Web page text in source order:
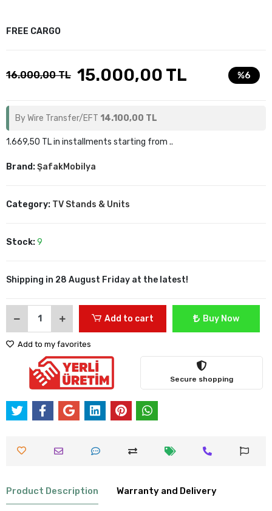
FREE CARGO
16.000,00 TL 15.000,00 TL %6
By Wire Transfer/EFT 14.100,00 TL
1.669,50 TL in installments starting from ..
Brand:ŞafakMobilya
Category: TV Stands & Units
Stock:9
Shipping in 28 August Friday at the latest!
Add to cart Buy Now
Add to my favorites
Secure shopping
Product Description Warranty and Delivery